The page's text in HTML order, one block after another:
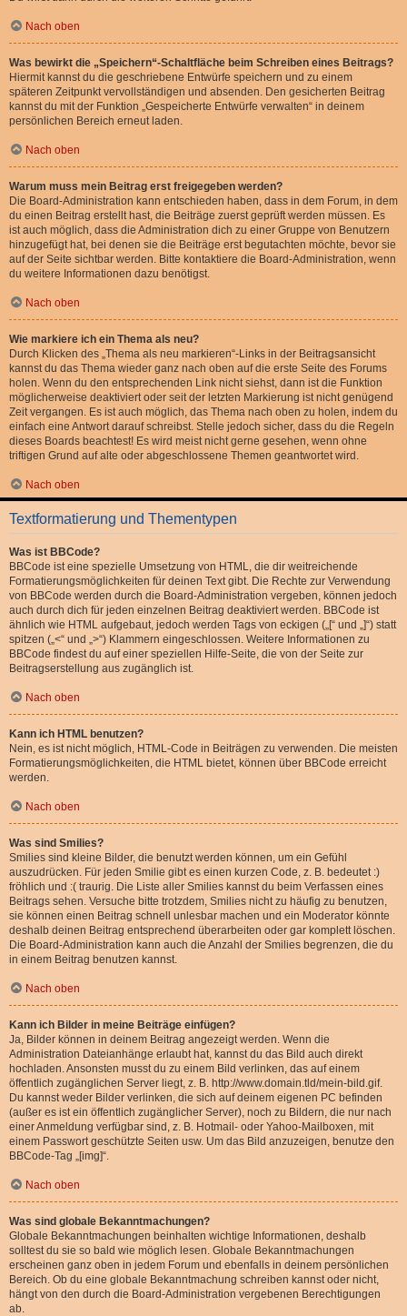
Nach oben
Was bewirkt die „Speichern“-Schaltfläche beim Schreiben eines Beitrags?
Hiermit kannst du die geschriebene Entwürfe speichern und zu einem
späteren Zeitpunkt vervollständigen und absenden. Den gesicherten Beitrag
kannst du mit der Funktion „Gespeicherte Entwürfe verwalten“ in deinem
persönlichen Bereich erneut laden.
Nach oben
Warum muss mein Beitrag erst freigegeben werden?
Die Board-Administration kann entschieden haben, dass in dem Forum, in dem
du einen Beitrag erstellt hast, die Beiträge zuerst geprüft werden müssen. Es
ist auch möglich, dass die Administration dich zu einer Gruppe von Benutzern
hinzugefügt hat, bei denen sie die Beiträge erst begutachten möchte, bevor sie
auf der Seite sichtbar werden. Bitte kontaktiere die Board-Administration, wenn
du weitere Informationen dazu benötigst.
Nach oben
Wie markiere ich ein Thema als neu?
Durch Klicken des „Thema als neu markieren“-Links in der Beitragsansicht
kannst du das Thema wieder ganz nach oben auf die erste Seite des Forums
holen. Wenn du den entsprechenden Link nicht siehst, dann ist die Funktion
möglicherweise deaktiviert oder seit der letzten Markierung ist nicht genügend
Zeit vergangen. Es ist auch möglich, das Thema nach oben zu holen, indem du
einfach eine Antwort darauf schreibst. Stelle jedoch sicher, dass du die Regeln
dieses Boards beachtest! Es wird meist nicht gerne gesehen, wenn ohne
triftigen Grund auf alte oder abgeschlossene Themen geantwortet wird.
Nach oben
Textformatierung und Thementypen
Was ist BBCode?
BBCode ist eine spezielle Umsetzung von HTML, die dir weitreichende
Formatierungsmöglichkeiten für deinen Text gibt. Die Rechte zur Verwendung
von BBCode werden durch die Board-Administration vergeben, können jedoch
auch durch dich für jeden einzelnen Beitrag deaktiviert werden. BBCode ist
ähnlich wie HTML aufgebaut, jedoch werden Tags von eckigen („[“ und „]“) statt
spitzen („<“ und „>“) Klammern eingeschlossen. Weitere Informationen zu
BBCode findest du auf einer speziellen Hilfe-Seite, die von der Seite zur
Beitragserstellung aus zugänglich ist.
Nach oben
Kann ich HTML benutzen?
Nein, es ist nicht möglich, HTML-Code in Beiträgen zu verwenden. Die meisten
Formatierungsmöglichkeiten, die HTML bietet, können über BBCode erreicht
werden.
Nach oben
Was sind Smilies?
Smilies sind kleine Bilder, die benutzt werden können, um ein Gefühl
auszudrücken. Für jeden Smilie gibt es einen kurzen Code, z. B. bedeutet :)
fröhlich und :( traurig. Die Liste aller Smilies kannst du beim Verfassen eines
Beitrags sehen. Versuche bitte trotzdem, Smilies nicht zu häufig zu benutzen,
sie können einen Beitrag schnell unlesbar machen und ein Moderator könnte
deshalb deinen Beitrag entsprechend überarbeiten oder gar komplett löschen.
Die Board-Administration kann auch die Anzahl der Smilies begrenzen, die du
in einem Beitrag benutzen kannst.
Nach oben
Kann ich Bilder in meine Beiträge einfügen?
Ja, Bilder können in deinem Beitrag angezeigt werden. Wenn die
Administration Dateianhänge erlaubt hat, kannst du das Bild auch direkt
hochladen. Ansonsten musst du zu einem Bild verlinken, das auf einem
öffentlich zugänglichen Server liegt, z. B. http://www.domain.tld/mein-bild.gif.
Du kannst weder Bilder verlinken, die sich auf deinem eigenen PC befinden
(außer es ist ein öffentlich zugänglicher Server), noch zu Bildern, die nur nach
einer Anmeldung verfügbar sind, z. B. Hotmail- oder Yahoo-Mailboxen, mit
einem Passwort geschützte Seiten usw. Um das Bild anzuzeigen, benutze den
BBCode-Tag „[img]“.
Nach oben
Was sind globale Bekanntmachungen?
Globale Bekanntmachungen beinhalten wichtige Informationen, deshalb
solltest du sie so bald wie möglich lesen. Globale Bekanntmachungen
erscheinen ganz oben in jedem Forum und ebenfalls in deinem persönlichen
Bereich. Ob du eine globale Bekanntmachung schreiben kannst oder nicht,
hängt von den durch die Board-Administration vergebenen Berechtigungen
ab.